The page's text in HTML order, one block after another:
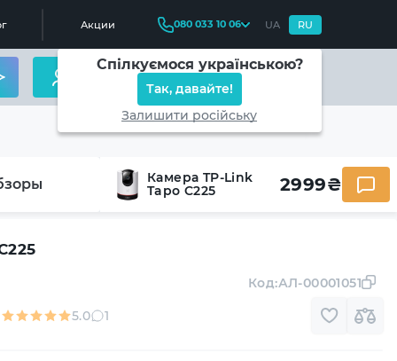
Акции 080 033 10 06 UA RU
Спілкуємося українською?
Так, давайте!
Залишити російську
Камера TP-Link
Tapo C225
2999₴
5.0 1
Код:АЛ-00001051